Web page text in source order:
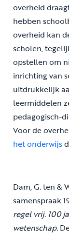
overheid
hebben
overheid kan
scholen,
opstellen om
inrichting van
uitdrukkelijk
leermiddelen
pedagogisch-
Voor de
het onderwijs
Dam, G. ten &
samenspraak
regel vrij. 100
wetenschap.